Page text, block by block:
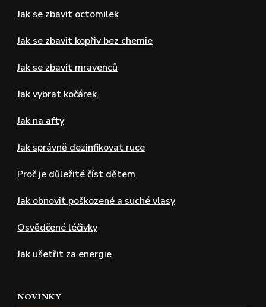
Jak se zbavit octomilek
Jak se zbavit kopřiv bez chemie
Jak se zbavit mravenců
Jak vybrat kočárek
Jak na afty
Jak správně dezinfikovat ruce
Proč je důležité číst dětem
Jak obnovit poškozené a suché vlasy
Osvědčené léčivky
Jak ušetřit za energie
NOVINKY